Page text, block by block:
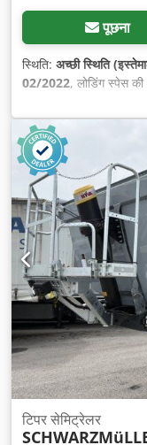
पूछना
स्थिति: अच्छी स्थिति
02/2022, लोडिंग स्पेस की
चौड़ाई:2,550 मिमी, कुल
385/65R22,5
टिपर सेमिट्रेलर